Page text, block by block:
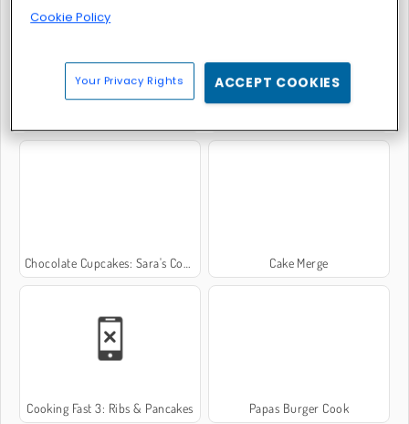
Chocolate Cupcakes: Sara's Cooking Class Cake Merge
Cooking Fast 3: Ribs & Pancakes Papas Burger Cook
Cookie Policy
Your Privacy Rights ACCEPT COOKIES